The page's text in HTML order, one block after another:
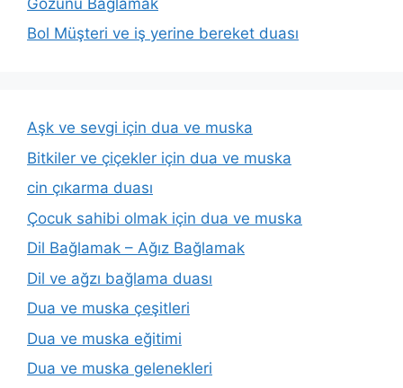
Bol Müşteri ve iş yerine bereket duası
Aşk ve sevgi için dua ve muska
Bitkiler ve çiçekler için dua ve muska
cin çıkarma duası
Çocuk sahibi olmak için dua ve muska
Dil Bağlamak – Ağız Bağlamak
Dil ve ağzı bağlama duası
Dua ve muska çeşitleri
Dua ve muska eğitimi
Dua ve muska gelenekleri